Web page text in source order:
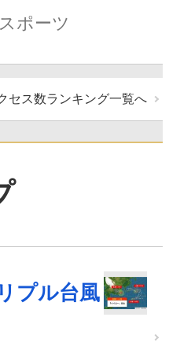
ポーツ
セス数ランキング一覧へ
プル台風